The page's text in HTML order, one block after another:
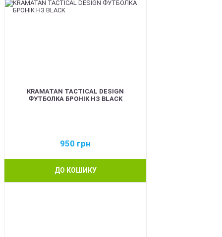
KRAMATAN TACTICAL DESIGN
ФУТБОЛКА БРОНІК НЗ BLACK
950 грн
ДО КОШИКУ